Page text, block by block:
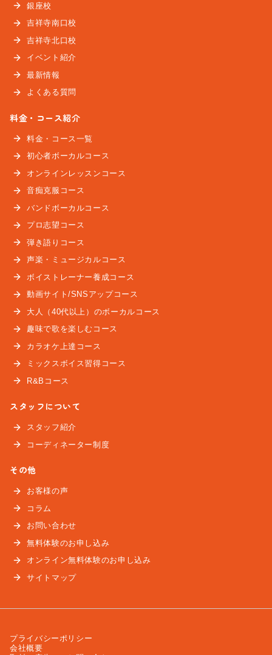
銀座校
吉祥寺南口校
吉祥寺北口校
イベント紹介
最新情報
よくある質問
料金・コース紹介
料金・コース一覧
初心者ボーカルコース
オンラインレッスンコース
音痴克服コース
バンドボーカルコース
プロ志望コース
弾き語りコース
声楽・ミュージカルコース
ボイストレーナー養成コース
動画サイト/SNSアップコース
大人（40代以上）のボーカルコース
趣味で歌を楽しむコース
カラオケ上達コース
ミックスボイス習得コース
R&Bコース
スタッフについて
スタッフ紹介
コーディネーター制度
その他
お客様の声
コラム
お問い合わせ
無料体験のお申し込み
オンライン無料体験のお申し込み
サイトマップ
プライバシーポリシー
会社概要